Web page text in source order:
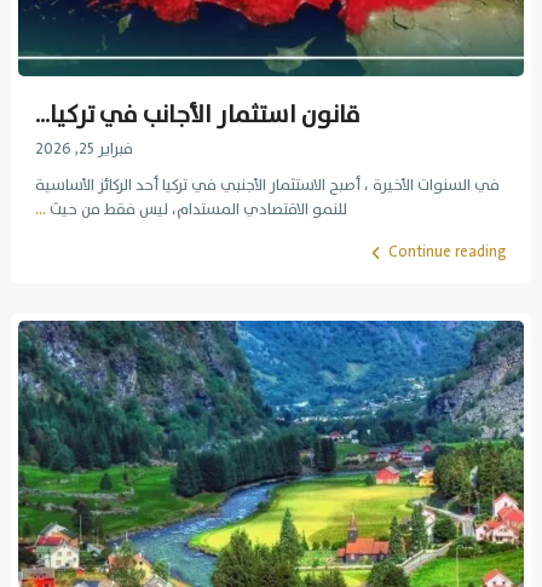
قانون استثمار الأجانب في تركيا...
فبراير 25, 2026
في السنوات الأخيرة ، أصبح الاستثمار الأجنبي في تركيا أحد الركائز الأساسية
للنمو الاقتصادي المستدام، ليس فقط من حيث...
Continue reading